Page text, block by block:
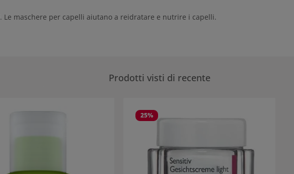
. Le maschere per capelli aiutano a reidratare e nutrire i capelli.
Prodotti visti di recente
25%